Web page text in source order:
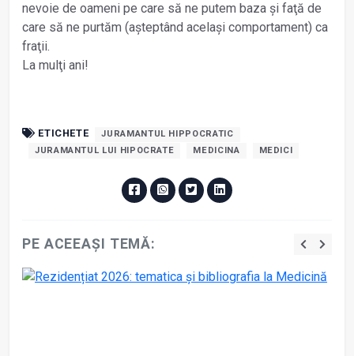
nevoie de oameni pe care să ne putem baza și faţă de
care să ne purtăm (așteptând același comportament) ca
fraţii.
La mulţi ani!
ETICHETE
JURAMANTUL HIPPOCRATIC
JURAMANTUL LUI HIPOCRATE
MEDICINA MEDICI
PE ACEEAȘI TEMĂ: